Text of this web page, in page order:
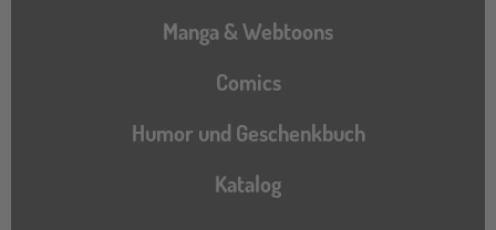
Manga & Webtoons
Comics
Humor und Geschenkbuch
Katalog
Katalog